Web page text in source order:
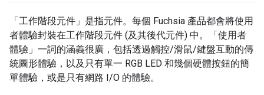
「工作階段元件」是指元件。每個 Fuchsia 產品都會將使用
者體驗封裝在工作階段元件 (及其後代元件) 中。「使用者
體驗」一詞的涵義很廣，包括透過觸控/滑鼠/鍵盤互動的傳
統圖形體驗，以及只有單一 RGB LED 和幾個硬體按鈕的簡
單體驗，或是只有網路 I/O 的體驗。